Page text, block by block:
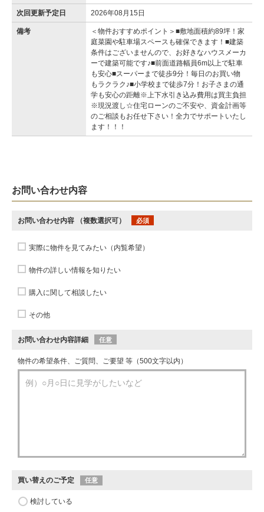
次回更新予定日 2026年08月15日
備考
＜物件おすすめポイント＞■敷地面積約89坪！家
庭菜園や駐車場スペースも確保できます！■建築
条件はございませんので、お好きなハウスメーカ
ーで建築可能です♪■前面道路幅員6m以上で駐車
も安心■スーパーまで徒歩9分！毎日のお買い物
もラクラク♪■小学校まで徒歩7分！お子さまの通
学も安心の距離※上下水引き込み費用は買主負担
※現況渡し☆住宅ローンのご不安や、資金計画等
のご相談もお任せ下さい！全力でサポートいたし
ます！！！
お問い合わせ内容
お問い合わせ内容 （複数選択可） 必須
実際に物件を見てみたい（内覧希望）
物件の詳しい情報を知りたい
購入に関して相談したい
その他
お問い合わせ内容詳細 任意
物件の希望条件、ご質問、ご要望 等（500文字以内）
買い替えのご予定 任意
検討している